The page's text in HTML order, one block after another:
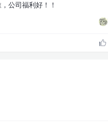
公司福利好！！